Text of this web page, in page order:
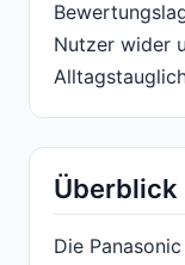
Nutzer wider
Überblick
Die